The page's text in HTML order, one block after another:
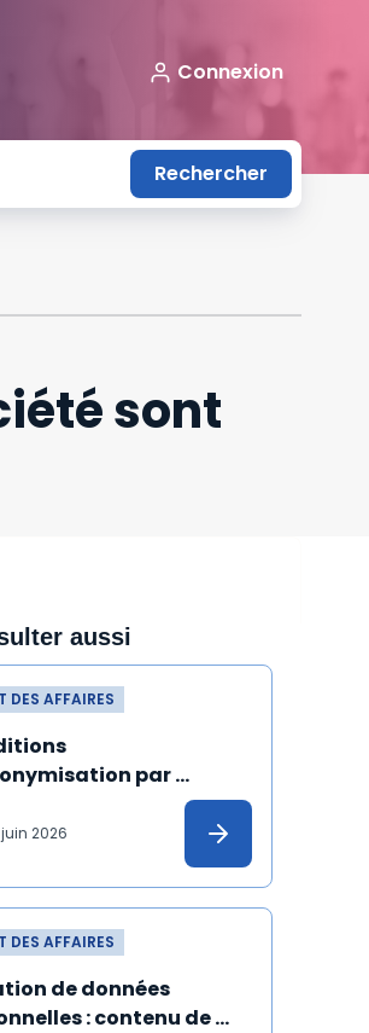
Connexion
Rechercher
sont
aussi
DES AFFAIRES
par
à caractère
2026
DES AFFAIRES
de données
: contenu de